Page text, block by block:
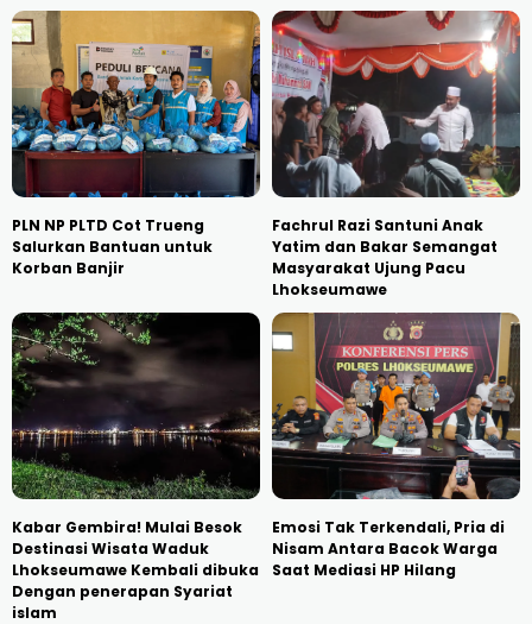
PLN NP PLTD Cot Trueng
Salurkan Bantuan untuk
Korban Banjir
Fachrul Razi Santuni Anak
Yatim dan Bakar Semangat
Masyarakat Ujung Pacu
Lhokseumawe
Kabar Gembira! Mulai Besok
Destinasi Wisata Waduk
Lhokseumawe Kembali dibuka
Dengan penerapan Syariat
islam
Emosi Tak Terkendali, Pria di
Nisam Antara Bacok Warga
Saat Mediasi HP Hilang